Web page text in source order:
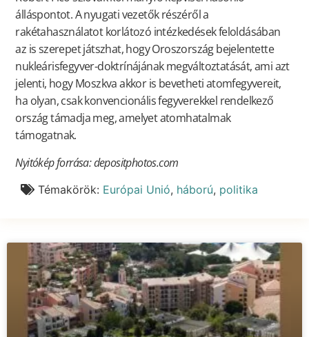
álláspontot. A nyugati vezetők részéről a
rakétahasználatot korlátozó intézkedések feloldásában
az is szerepet játszhat, hogy Oroszország bejelentette
nukleárisfegyver-doktrínájának megváltoztatását, ami azt
jelenti, hogy Moszkva akkor is bevetheti atomfegyvereit,
ha olyan, csak konvencionális fegyverekkel rendelkező
ország támadja meg, amelyet atomhatalmak
támogatnak.
Nyitókép forrása: depositphotos.com
Témakörök: Európai Unió, háború, politika